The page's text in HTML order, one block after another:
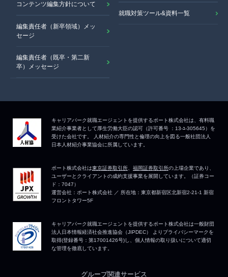
コンテンツ編集方針について
編集責任者（新卒領域）メッ
セージ
編集責任者（既卒・第二新
卒）メッセージ
就職対策ツール&資料一覧